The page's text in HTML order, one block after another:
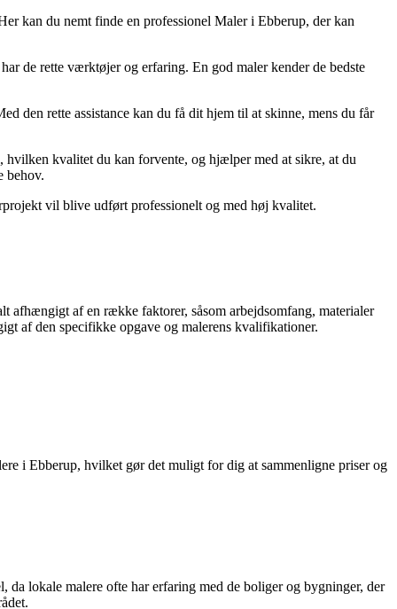
kan du nemt finde en professionel Maler i Ebberup, der kan
de rette værktøjer og erfaring. En god maler kender de bedste
den rette assistance kan du få dit hjem til at skinne, mens du får
kvalitet du kan forvente, og hjælper med at sikre, at du
behov.
vil blive udført professionelt og med høj kvalitet.
afhængigt af en række faktorer, såsom arbejdsomfang, materialer
af den specifikke opgave og malerens kvalifikationer.
i Ebberup, hvilket gør det muligt for dig at sammenligne priser og
lokale malere ofte har erfaring med de boliger og bygninger, der